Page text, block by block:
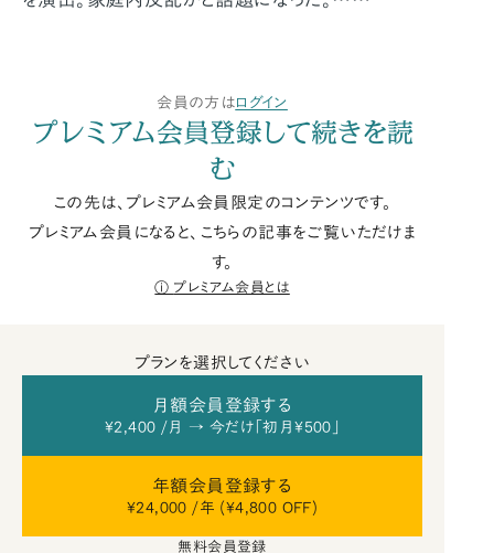
会員の方はログイン
プレミアム会員登録して続きを読
む
この先は、プレミアム会員限定のコンテンツです。
プレミアム会員になると、こちらの記事をご覧いただけま
す。
プレミアム会員とは
プランを選択してください
月額会員登録する
¥2,400 /月 → 今だけ「初月¥500」
年額会員登録する
¥24,000 /年 (¥4,800 OFF)
無料会員登録